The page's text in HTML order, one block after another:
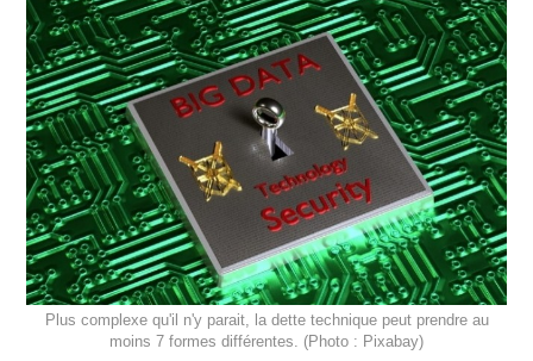
Plus complexe qu'il n'y parait, la dette technique peut prendre au
moins 7 formes différentes. (Photo : Pixabay)